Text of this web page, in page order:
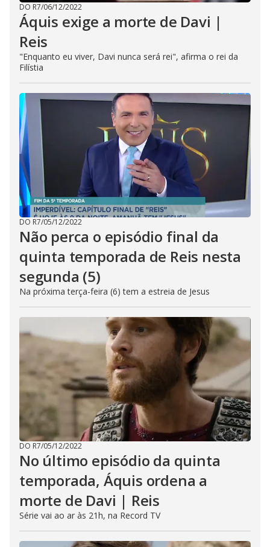
DO R7/06/12/2022
Áquis exige a morte de Davi |
Reis
"Enquanto eu viver, Davi nunca será rei", afirma o rei da
Filístia
DO R7/05/12/2022
Não perca o episódio final da
quinta temporada de Reis nesta
segunda (5)
Na próxima terça-feira (6) tem a estreia de Jesus
DO R7/05/12/2022
No último episódio da quinta
temporada, Áquis ordena a
morte de Davi | Reis
Série vai ao ar às 21h, na Record TV